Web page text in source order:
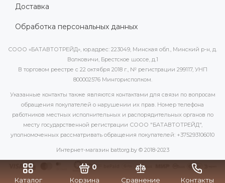
Каталог Корзина
0
Сравнение
Контакты
Доставка
Обработка персональных данных
СООО «БАТАВТОТРЕЙД», юр.адрес: 223049, Минская обл., Минский р-н, д.
Волковичи, Брестское шоссе, д.1
В торговом реестре с 22 октября 2018 г., № регистрации 299117, УНП
800002576 Мингорисполком.
Указанные контакты также являются контактами для связи по вопросам
обращения покупателей о нарушении их прав. Номер телефона
работников местных исполнительных и распорядительных органов по
месту государственной регистрации СООО "БАТАВТОТРЕЙД",
уполномоченных рассматривать обращения покупателей: +375293106010
Интернет-магазин battorg.by © 2018-2023